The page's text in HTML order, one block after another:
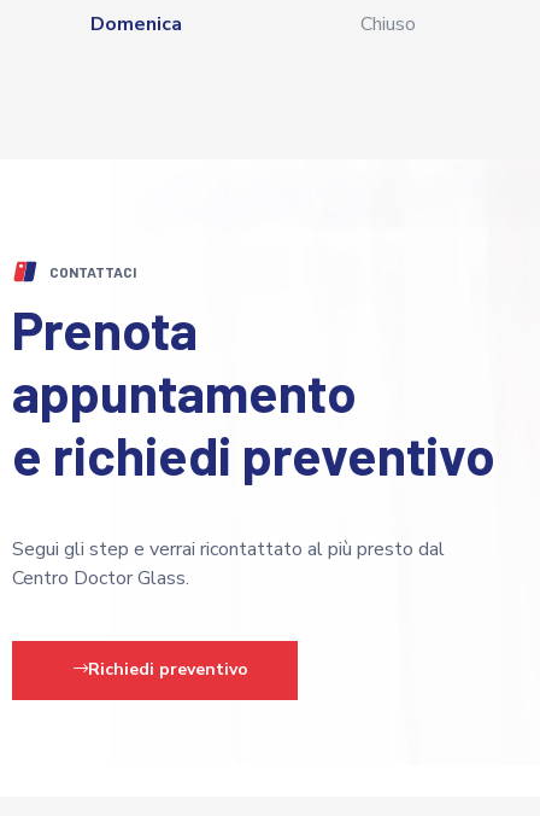
Domenica
Chiuso
CONTATTACI
Prenota
appuntamento
e richiedi preventivo
Segui gli step e verrai ricontattato al più presto dal
Centro Doctor Glass.
Richiedi preventivo